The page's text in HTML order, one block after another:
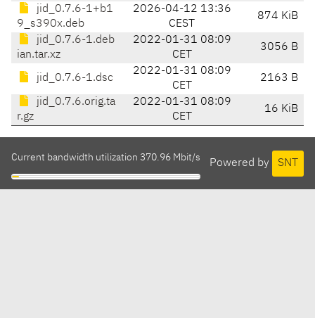
jid_0.7.6-1+b1
9_s390x.deb
2026-04-12 13:36
CEST
874 KiB
jid_0.7.6-1.deb
ian.tar.xz
2022-01-31 08:09
CET
3056 B
jid_0.7.6-1.dsc
2022-01-31 08:09
CET
2163 B
jid_0.7.6.orig.ta
r.gz
2022-01-31 08:09
CET
16 KiB
Powered by SNT
Current bandwidth utilization 370.96 Mbit/s